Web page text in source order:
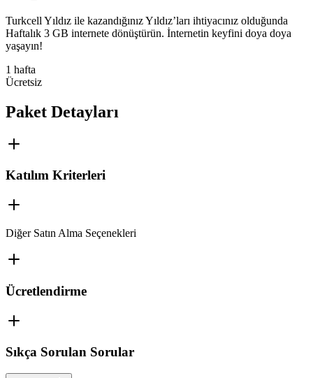
​​​​​​​​Turkcell Yıldız ile kazandığınız Yıldız’ları ihtiyacınız olduğunda
Haftalık 3 GB internete dönüştürün. İnternetin keyfini doya doya
yaşayın!​
1 hafta
Ücretsiz
Paket Detayları
Katılım Kriterleri
Diğer Satın Alma Seçenekleri
Ücretlendirme
Sıkça Sorulan Sorular